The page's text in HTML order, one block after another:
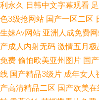
射在线播放 欧美色图91传媒 亚
大香蕉888 日本香蕉网 午夜福
小电影 欧美一级性爱a片 手机
天吃瓜 老司机亚洲影院 日韩黄
利永久 日韩中文字幕观看
色3级抢网站 国产一区二区
生妹Av网站 亚洲人成免费
产成人内射无码 激情五月极
免费 偷怕欧美亚州图片 国
线 国产精品3级片 成年女人
产高清精品二区 国产欧美在